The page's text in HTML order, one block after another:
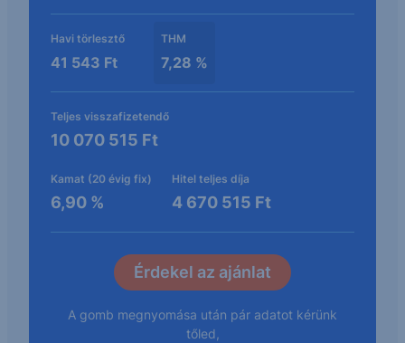
Havi törlesztő
41 543 Ft
THM
7,28 %
Teljes visszafizetendő
10 070 515 Ft
Kamat (20 évig fix)
6,90 %
Hitel teljes díja
4 670 515 Ft
A gomb megnyomása után pár adatot kérünk
tőled,